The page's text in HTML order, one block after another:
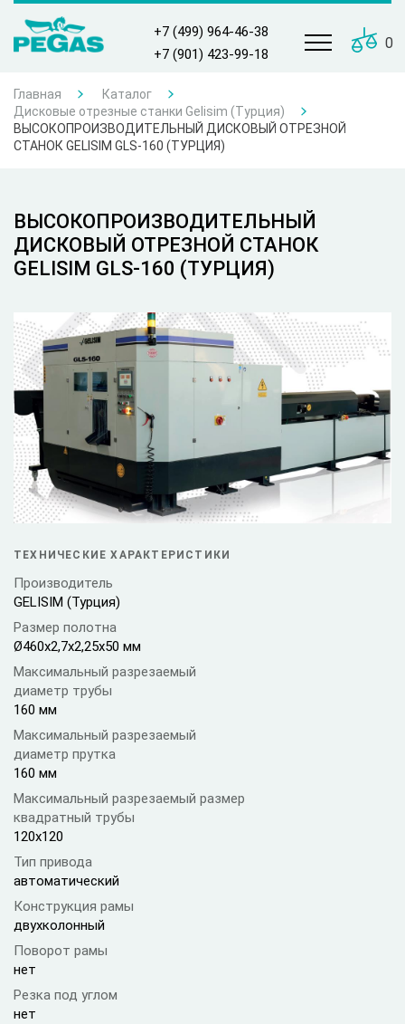
0
+7 (499) 964-46-38
+7 (901) 423-99-18
Главная
Каталог
Дисковые отрезные станки Gelisim (Турция)
ВЫСОКОПРОИЗВОДИТЕЛЬНЫЙ ДИСКОВЫЙ ОТРЕЗНОЙ
СТАНОК GELISIM GLS-160 (ТУРЦИЯ)
ВЫСОКОПРОИЗВОДИТЕЛЬНЫЙ
ДИСКОВЫЙ ОТРЕЗНОЙ СТАНОК
GELISIM GLS-160 (ТУРЦИЯ)
ТЕХНИЧЕСКИЕ ХАРАКТЕРИСТИКИ
Производитель
GELISIM (Турция)
Размер полотна
Ø460x2,7x2,25x50 мм
Максимальный разрезаемый
диаметр трубы
160 мм
Максимальный разрезаемый
диаметр прутка
160 мм
Максимальный разрезаемый размер
квадратный трубы
120х120
Тип привода
автоматический
Конструкция рамы
двухколонный
Поворот рамы
нет
Резка под углом
нет